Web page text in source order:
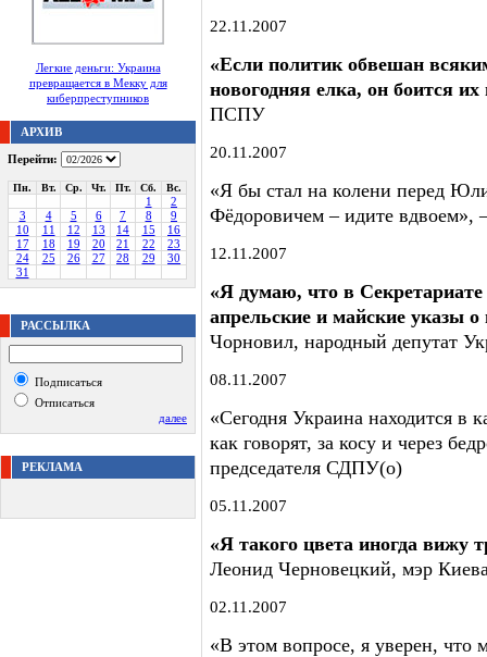
Легкие деньги: Украина
превращается в Мекку для
киберпреступников
АРХИВ
Перейти:
Пн. Вт. Ср. Чт. Пт. Сб. Вс.
1
2
3
4 5 6 7 8
9
10
11 12 13 14 15
16
17
18 19 20 21 22
23
24
25 26 27 28 29
30
31
РАССЫЛКА
Подписаться
Отписаться
далее
РЕКЛАМА
22.11.2007
«Если политик обвешан
новогодняя елка, он боится их
ПСПУ
20.11.2007
«Я бы стал на колени перед
Фёдоровичем – идите
12.11.2007
«Я думаю, что в Секретариате
апрельские и майские указы
Чорновил, народный депутат
08.11.2007
«Сегодня Украина находится в
как говорят, за косу и через
председателя СДПУ(о)
05.11.2007
«Я такого цвета иногда вижу
Леонид Черновецкий, мэр
02.11.2007
«В этом вопросе, я уверен,